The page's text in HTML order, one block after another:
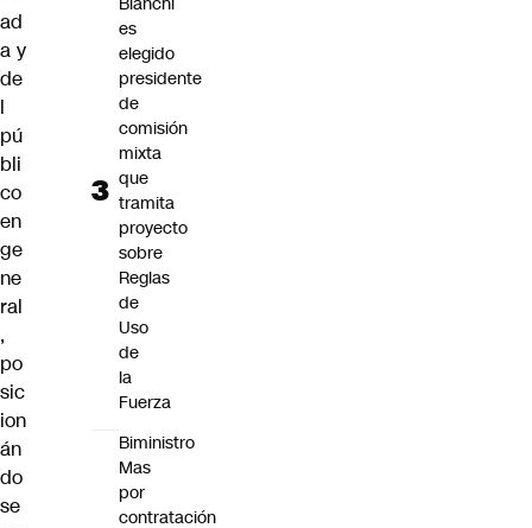
ad
a y
de
l
pú
bli
co
en
ge
ne
ral
,
po
sic
ion
án
do
se
es
elegido
presidente
de
comisión
mixta
que
tramita
proyecto
sobre
Reglas
de
Uso
de
la
Fuerza
Biministro
Mas
por
contratación